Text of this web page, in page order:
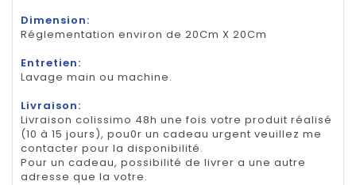
Dimension:
Réglementation environ de 20Cm X 20Cm
Entretien:
Lavage main ou machine.
Livraison:
Livraison colissimo 48h une fois votre produit réalisé
(10 à 15 jours), pou0r un cadeau urgent veuillez me
contacter pour la disponibilité.
Pour un cadeau, possibilité de livrer a une autre
adresse que la votre.